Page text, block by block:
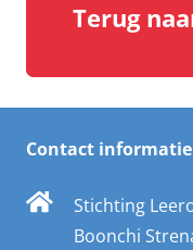
Terug
Contact informatie
Stichting
Boonchi